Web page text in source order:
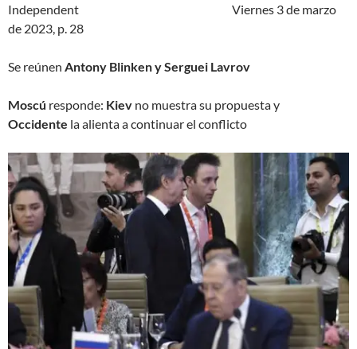
Independent Viernes 3 de marzo
de 2023, p. 28
Se reúnen Antony Blinken y Serguei Lavrov
Moscú responde: Kiev no muestra su propuesta y
Occidente la alienta a continuar el conflicto